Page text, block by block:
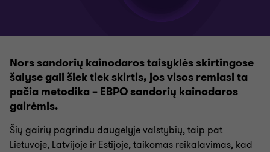
Pridėtinės vertės mokestis (PVM)
Pelno mokestis, lengvatų taikymas
Nors sandorių kainodaros taisyklės skirtingose
šalyse gali šiek tiek skirtis, jos visos remiasi ta
pačia metodika – EBPO sandorių kainodaros
gairėmis.
Šių gairių pagrindu daugelyje valstybių, taip pat
Lietuvoje, Latvijoje ir Estijoje, taikomas reikalavimas, kad